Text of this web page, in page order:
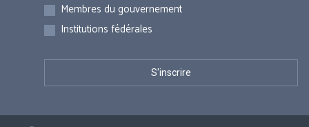
Membres du gouvernement
Institutions fédérales